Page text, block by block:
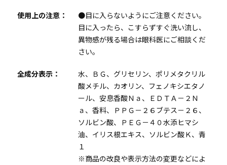
使用上の注意：
●目に入らないようにご注意ください。
目に入ったら、こすらずすぐ洗い流し、
異物感が残る場合は眼科医にご相談くだ
さい。
全成分表示：
水、ＢＧ、グリセリン、ポリメタクリル
酸メチル、カオリン、フェノキシエタノ
ール、安息香酸Ｎａ、ＥＤＴＡ－２Ｎ
ａ、香料、ＰＰＧ－２６ブテス－２６、
ソルビン酸、ＰＥＧ－４０水添ヒマシ
油、イリス根エキス、ソルビン酸Ｋ、青
１
※商品の改良や表示方法の変更などによ